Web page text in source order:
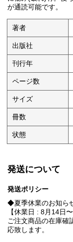
が通読可能です。
著者
出版社
刊行年
ページ数
サイズ
冊数
状態
発送について
発送ポリシー
◆夏季休業のお知ら
【休業日 : 8月14日〜
ご注文商品の在庫確
応致します。